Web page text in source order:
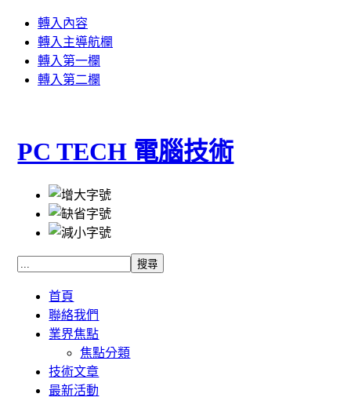
轉入內容
轉入主導航欄
轉入第一欄
轉入第二欄
PC TECH 電腦技術
首頁
聯絡我們
業界焦點
焦點分類
技術文章
最新活動